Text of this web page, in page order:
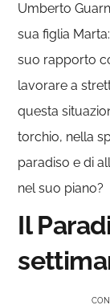
Umberto
sua figlia
suo rapporto
lavorare a
questa
torchio, nella
paradiso e di
nel suo piano?
Il